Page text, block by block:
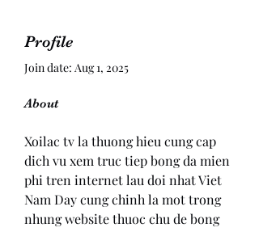
Profile
Join date: Aug 1, 2025
About
Xoilac tv la thuong hieu cung cap
dich vu xem truc tiep bong da mien
phi tren internet lau doi nhat Viet
Nam Day cung chinh la mot trong
nhung website thuoc chu de bong